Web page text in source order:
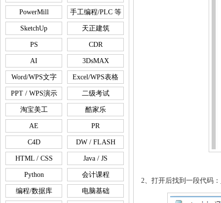
PowerMill 手工编程/PLC 等
SketchUp 天正建筑
PS CDR
AI 3DsMAX
Word/WPS文字 Excel/WPS表格
PPT / WPS演示 二级考试
淘宝美工 酷家乐
AE PR
C4D DW / FLASH
HTML / CSS Java / JS
Python 会计课程
编程/数据库 电脑基础
2、打开后找到一段代码